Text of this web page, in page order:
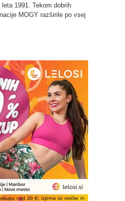
1991. Tekom dobrih
MOGY razširile po vsej